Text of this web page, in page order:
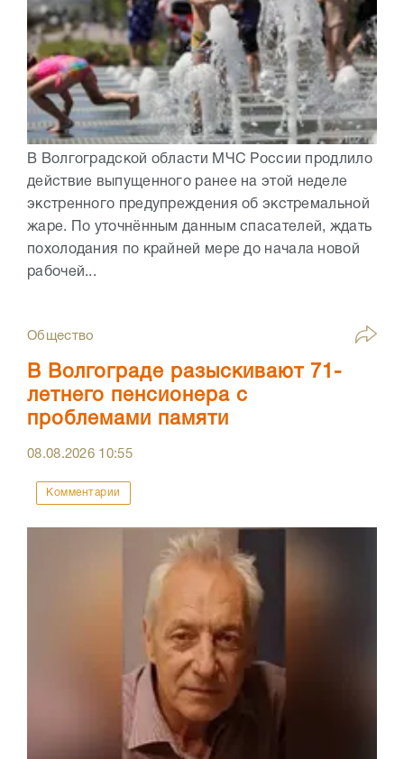
В Волгоградской области МЧС России продлило
действие выпущенного ранее на этой неделе
экстренного предупреждения об экстремальной
жаре. По уточнённым данным спасателей, ждать
похолодания по крайней мере до начала новой
рабочей...
Общество
В Волгограде разыскивают 71-
летнего пенсионера с
проблемами памяти
08.08.2026 10:55
Комментарии